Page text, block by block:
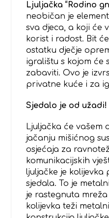
Ljuljačka “Rodino
neobičan je
sva djeca, a koji će
korist i radost. Bit
ostatku dječje
igralištu s kojom će
zabaviti. Ovo je
privatne kuće i za
Sjedalo je od užadi!
Ljuljačka će vašem
jačanju mišićnog
osjećaja za
komunikacijskih
ljuljačke je kolijevka
sjedala. To je
je rastegnuta
kolijevka teži